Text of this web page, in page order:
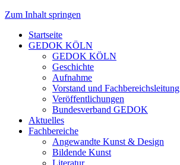
Zum Inhalt springen
Startseite
GEDOK KÖLN
GEDOK KÖLN
Geschichte
Aufnahme
Vorstand und Fachbereichsleitung
Veröffentlichungen
Bundesverband GEDOK
Aktuelles
Fachbereiche
Angewandte Kunst & Design
Bildende Kunst
Literatur